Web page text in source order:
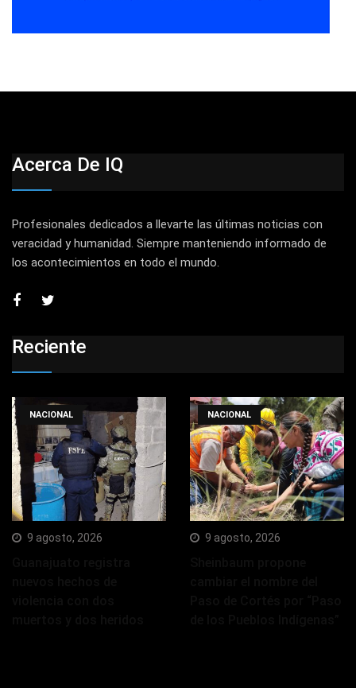
Acerca De IQ
Profesionales dedicados a llevarte las últimas noticias con
veracidad y humanidad. Siempre manteniendo informado de
los acontecimientos en todo el mundo.
Reciente
NACIONAL
9 agosto, 2026
NACIONAL
9 agosto, 2026